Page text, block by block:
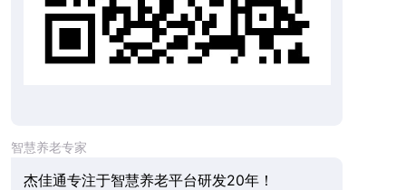
智慧养老专家
杰佳通专注于智慧养老平台研发20年！